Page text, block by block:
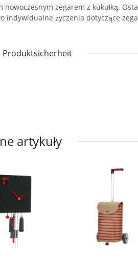
zegarem z kukułką.
życzenia dotyczące
Produktsicherheit
artykuły